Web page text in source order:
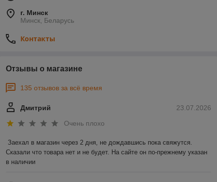
г. Минск
Минск, Беларусь
Контакты
Отзывы о магазине
135 отзывов за всё время
23.07.2026
Дмитрий
Очень плохо
Заехал в магазин через 2 дня, не дождавшись пока свяжутся.
Сказали что товара нет и не будет. На сайте он по-прежнему указан
в наличии